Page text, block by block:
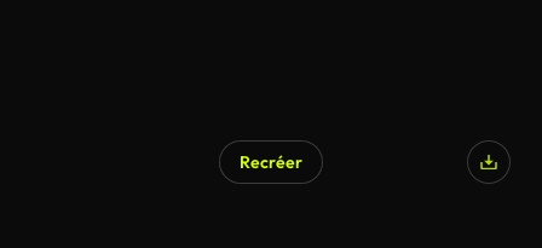
Recréer